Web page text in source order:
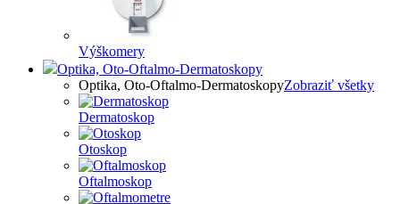
Výškomery
Optika, Oto-Oftalmo-Dermatoskopy
Optika, Oto-Oftalmo-DermatoskopyZobraziť všetky
Dermatoskop
Otoskop
Oftalmoskop